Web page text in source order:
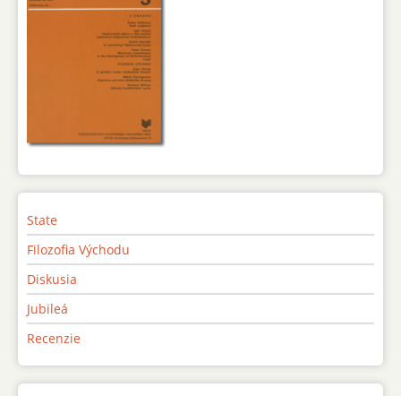
State
Filozofia Východu
Diskusia
Jubileá
Recenzie